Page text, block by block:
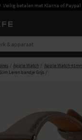
Veilig betalen met Klarna of Paypal
Apple Watch
Apple Watch
Leren bandje Grijs